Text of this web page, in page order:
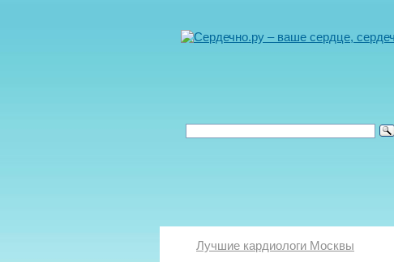
Лучшие кардиологи Москвы